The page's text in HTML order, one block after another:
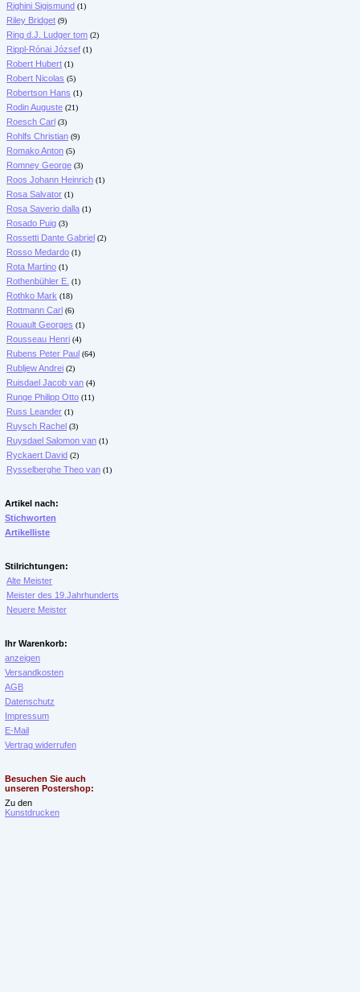
Righini Sigismund (1)
Riley Bridget (9)
Ring d.J. Ludger tom (2)
Rippl-Rónai József (1)
Robert Hubert (1)
Robert Nicolas (5)
Robertson Hans (1)
Rodin Auguste (21)
Roesch Carl (3)
Rohlfs Christian (9)
Romako Anton (5)
Romney George (3)
Roos Johann Heinrich (1)
Rosa Salvator (1)
Rosa Saverio dalla (1)
Rosado Puig (3)
Rossetti Dante Gabriel (2)
Rosso Medardo (1)
Rota Martino (1)
Rothenbühler E. (1)
Rothko Mark (18)
Rottmann Carl (6)
Rouault Georges (1)
Rousseau Henri (4)
Rubens Peter Paul (64)
Rubljew Andrei (2)
Ruisdael Jacob van (4)
Runge Philipp Otto (11)
Russ Leander (1)
Ruysch Rachel (3)
Ruysdael Salomon van (1)
Ryckaert David (2)
Rysselberghe Theo van (1)
Artikel nach:
Stichworten
Artikelliste
Stilrichtungen:
Alte Meister
Meister des 19.Jahrhunderts
Neuere Meister
Ihr Warenkorb:
anzeigen
Versandkosten
AGB
Datenschutz
Impressum
E-Mail
Vertrag widerrufen
Besuchen Sie auch
unseren Postershop:
Zu den
Kunstdrucken